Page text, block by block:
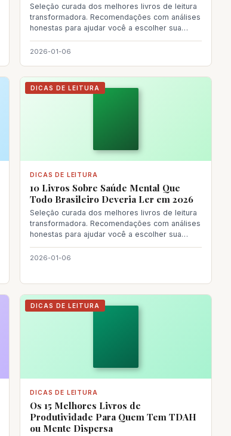
Seleção curada dos melhores livros de leitura
transformadora. Recomendações com análises
honestas para ajudar você a escolher sua
2026-01-06
DICAS DE LEITURA
DICAS DE LEITURA
10 Livros Sobre Saúde Mental Que
Todo Brasileiro Deveria Ler em 2026
Seleção curada dos melhores livros de leitura
transformadora. Recomendações com análises
honestas para ajudar você a escolher sua
2026-01-06
DICAS DE LEITURA
DICAS DE LEITURA
Os 15 Melhores Livros de
Produtividade Para Quem Tem TDAH
ou Mente Dispersa